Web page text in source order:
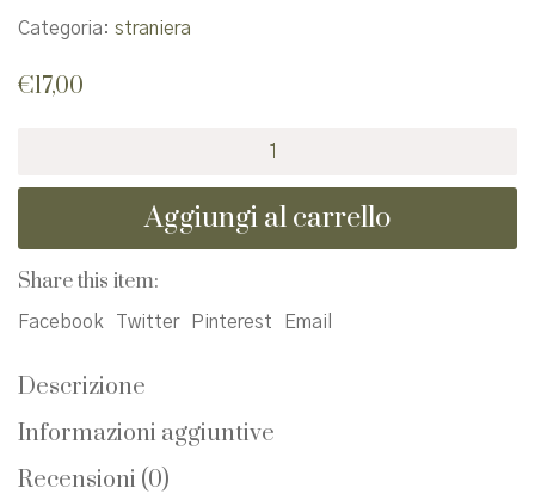
Categoria: straniera
€17,00
quantità
Aggiungi al carrello
Share this item:
Facebook Twitter Pinterest Email
Descrizione
Informazioni aggiuntive
Recensioni (0)